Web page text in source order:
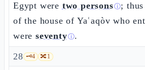
Egypt were two personsⓘ;
of the house of Yaʿaqòv who
were seventyⓘ.
28 🗝️4 🔀1